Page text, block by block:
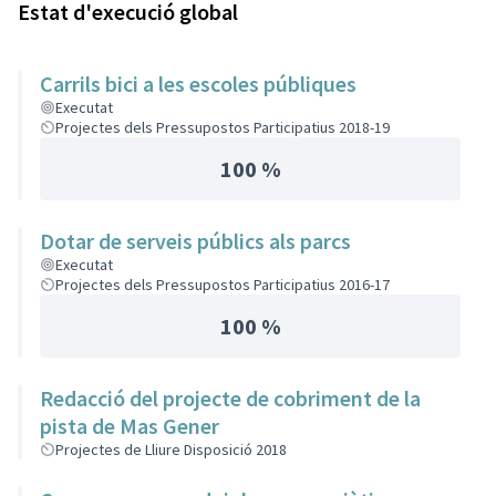
Estat d'execució global
Carrils bici a les escoles públiques
Executat
Projectes dels Pressupostos Participatius 2018-19
100 %
Dotar de serveis públics als parcs
Executat
Projectes dels Pressupostos Participatius 2016-17
100 %
Redacció del projecte de cobriment de la
pista de Mas Gener
Projectes de Lliure Disposició 2018